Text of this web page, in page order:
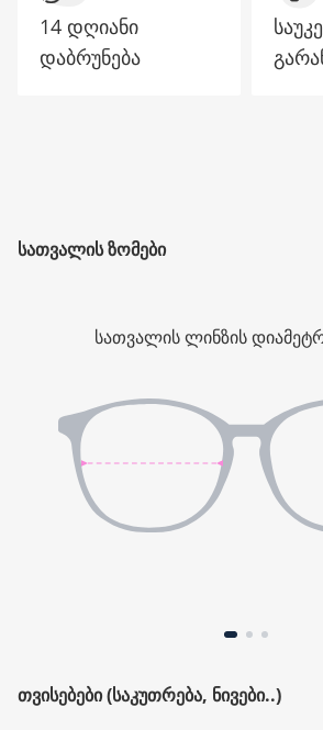
14 დღიანი
დაბრუნება
ᲡᲐᲗᲕᲐᲚᲘᲡ ᲖᲝᲛᲔᲑᲘ
სათვალის ლინზის
ᲗᲕᲘᲡᲔᲑᲔᲑᲘ (ᲡᲐᲙᲣᲗᲠᲔᲑᲐ, ᲜᲘᲕᲔᲑᲘ..)